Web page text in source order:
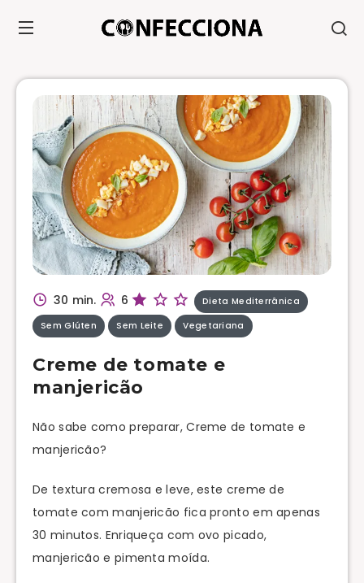
30 min. 6 Dieta Mediterrânica
Sem Glúten Sem Leite Vegetariana
Creme de tomate e
manjericão
Não sabe como preparar, Creme de tomate e
manjericão?
De textura cremosa e leve, este creme de
tomate com manjericão fica pronto em apenas
30 minutos. Enriqueça com ovo picado,
manjericão e pimenta moída.